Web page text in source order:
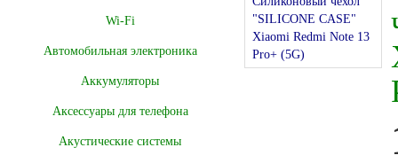
Wi-Fi
Автомобильная электроника
Аккумуляторы
Аксессуары для телефона
Акустические системы